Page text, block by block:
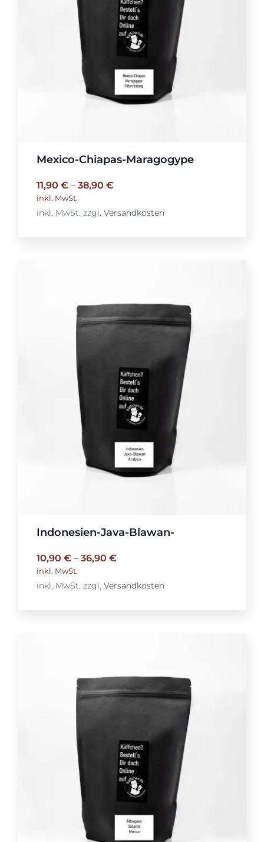
Mexico-Chiapas-Maragogype
11,90 €– 38,90 €
inkl. MwSt.
inkl. MwSt. zzgl. Versandkosten
Indonesien-Java-Blawan-
10,90 €– 36,90 €
inkl. MwSt.
inkl. MwSt. zzgl. Versandkosten